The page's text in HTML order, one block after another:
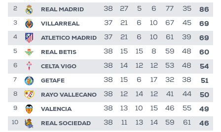
2 REAL MADRID 38 27 5 6 77 35 86
3 VILLARREAL 37 21 6 10 67 45 69
4 ATLETICO MADRID 37 21 6 10 61 39 69
5 REAL BETIS 38 15 15 8 59 48 60
6 CELTA VIGO 38 14 12 12 53 48 54
7 GETAFE 38 15 6 17 32 38 51
8 RAYO VALLECANO 38 12 14 12 41 44 50
9 VALENCIA 38 13 10 15 46 55 49
10 REAL SOCIEDAD 38 11 13 14 59 61 46